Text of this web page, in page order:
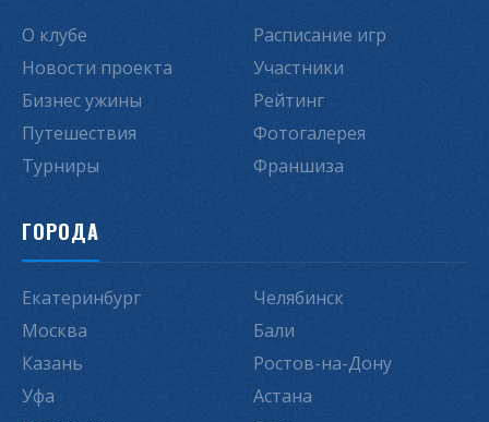
О клубе
Новости проекта
Бизнес ужины
Путешествия
Турниры
Расписание игр
Участники
Рейтинг
Фотогалерея
Франшиза
ГОРОДА
Екатеринбург
Москва
Казань
Уфа
Челябинск
Бали
Ростов-на-Дону
Астана